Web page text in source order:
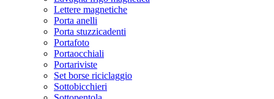
Lettere magnetiche
Porta anelli
Porta stuzzicadenti
Portafoto
Portaocchiali
Portariviste
Set borse riciclaggio
Sottobicchieri